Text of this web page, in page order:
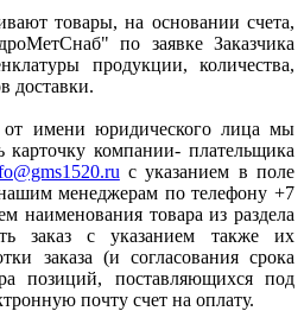
товары, на основании счета,
по заявке Заказчика
продукции, количества,
доставки.
от имени юридического лица мы
карточку компании- плательщика
с указанием в поле
менеджерам по телефону +7
наименования товара из раздела
заказ с указанием также их
заказа (и согласования срока
позиций, поставляющихся под
почту счет на оплату.